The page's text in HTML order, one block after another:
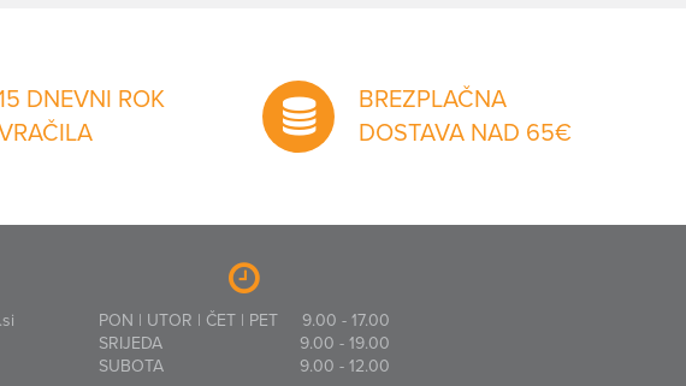
DNEVNI ROK
BREZPLAČNA
DOSTAVA NAD 65€
PON | UTOR | ČET | PET
9.00 - 17.00
SRIJEDA
9.00 - 19.00
SUBOTA
9.00 - 12.00